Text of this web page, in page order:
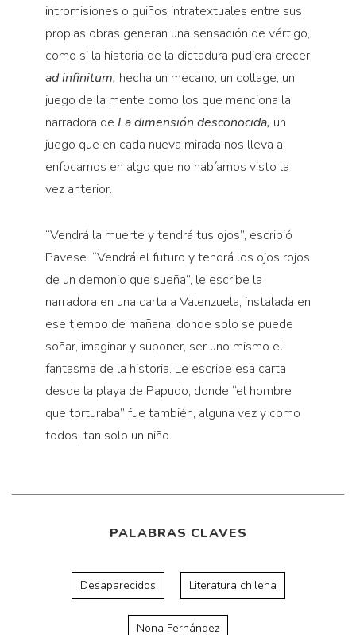
intromisiones o guiños intratextuales entre sus
propias obras generan una sensación de vértigo,
como si la historia de la dictadura pudiera crecer
ad infinitum, hecha un mecano, un collage, un
juego de la mente como los que menciona la
narradora de La dimensión desconocida, un
juego que en cada nueva mirada nos lleva a
enfocarnos en algo que no habíamos visto la
vez anterior.
“Vendrá la muerte y tendrá tus ojos”, escribió
Pavese. “Vendrá el futuro y tendrá los ojos rojos
de un demonio que sueña”, le escribe la
narradora en una carta a Valenzuela, instalada en
ese tiempo de mañana, donde solo se puede
soñar, imaginar y suponer, ser uno mismo el
fantasma de la historia. Le escribe esa carta
desde la playa de Papudo, donde “el hombre
que torturaba” fue también, alguna vez y como
todos, tan solo un niño.
PALABRAS CLAVES
Desaparecidos Literatura chilena
Nona Fernández